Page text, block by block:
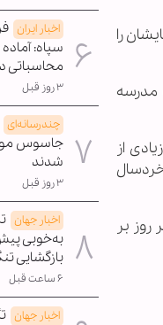
را
مدرسه
از
روز بر
اخبار ایران
سپاه:
محاسباتی
۳ روز قبل
چندرسانه‌ای
جاسوس
شدند
۳ روز قبل
اخبار جهان
به‌خوبی
بازگشایی
۶ ساعت قبل
اخبار جهان